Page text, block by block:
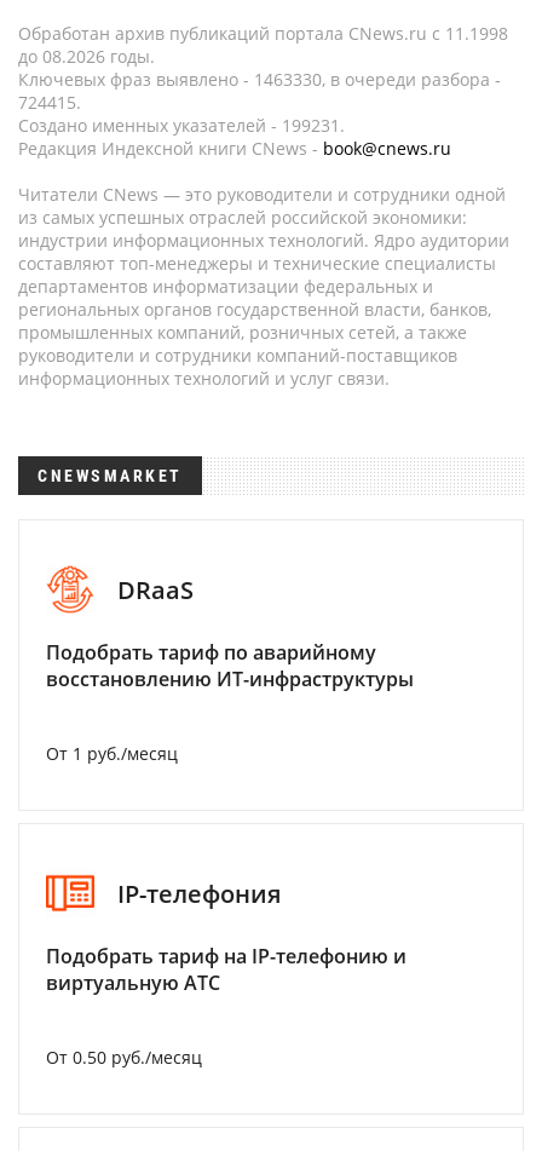
Обработан архив публикаций портала CNews.ru c 11.1998
до 08.2026 годы.
Ключевых фраз выявлено - 1463330, в очереди разбора -
724415.
Создано именных указателей - 199231.
Редакция Индексной книги CNews - book@cnews.ru
Читатели CNews — это руководители и сотрудники одной
из самых успешных отраслей российской экономики:
индустрии информационных технологий. Ядро аудитории
составляют топ-менеджеры и технические специалисты
департаментов информатизации федеральных и
региональных органов государственной власти, банков,
промышленных компаний, розничных сетей, а также
руководители и сотрудники компаний-поставщиков
информационных технологий и услуг связи.
CNEWSMARKET
DRaaS
Подобрать тариф по аварийному
восстановлению ИТ-инфраструктуры
От 1 руб./месяц
IP-телефония
Подобрать тариф на IP-телефонию и
виртуальную АТС
От 0.50 руб./месяц